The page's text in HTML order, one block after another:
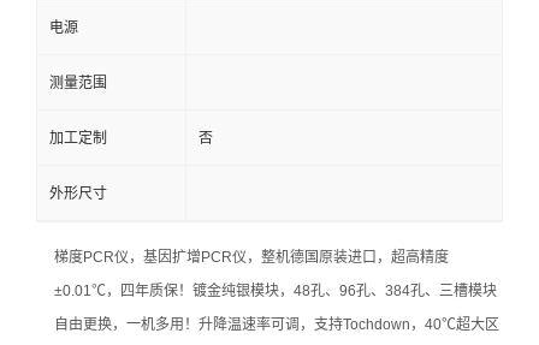
电源
测量范围
加工定制 否
外形尺寸
梯度PCR仪，基因扩增PCR仪，整机德国原装进口，超高精度
±0.01℃，四年质保！镀金纯银模块，48孔、96孔、384孔、三槽模块
自由更换，一机多用！升降温速率可调，支持Tochdown，40℃超大区